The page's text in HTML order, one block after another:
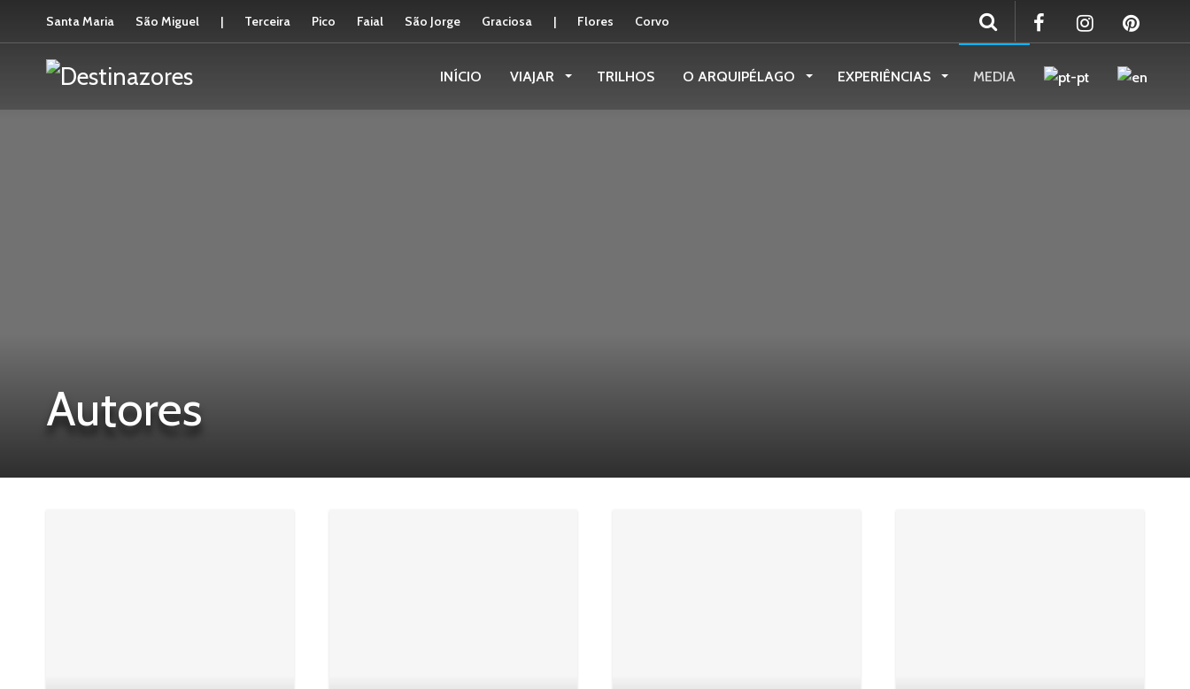
Santa Maria São Miguel | Terceira Pico Faial São Jorge Graciosa | Flores Corvo
INÍCIO VIAJAR TRILHOS O ARQUIPÉLAGO EXPERIÊNCIAS MEDIA
Autores